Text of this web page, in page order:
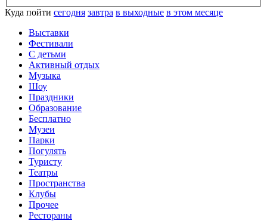
Куда пойти сегодня завтра в выходные в этом месяце
Выставки
Фестивали
С детьми
Активный отдых
Музыка
Шоу
Праздники
Образование
Бесплатно
Музеи
Парки
Погулять
Туристу
Театры
Пространства
Клубы
Прочее
Рестораны